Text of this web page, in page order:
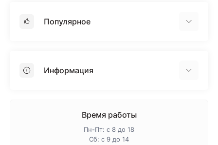
Популярное
ПенопластИнформация
Время работы
Пн-Пт: с 8 до 18
Сб: с 9 до 14